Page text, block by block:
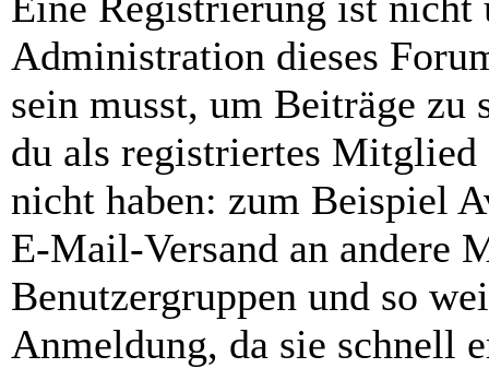
Administration dieses
sein musst, um Beiträge
du als registriertes Mitglied
nicht haben: zum Beispiel
E-Mail-Versand an andere
Benutzergruppen und so
Anmeldung, da sie schnell